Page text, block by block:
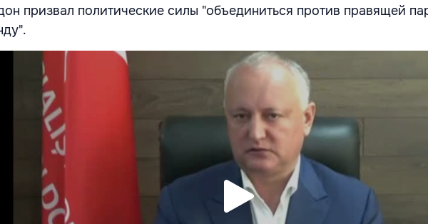
призвал политические силы "объединиться против правящей